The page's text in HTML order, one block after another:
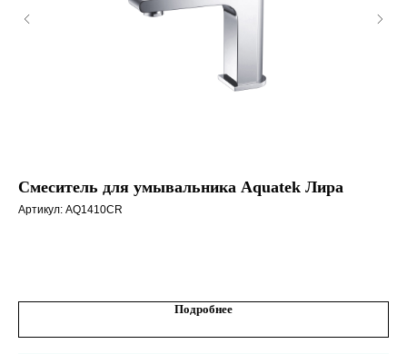
Смеситель для умывальника Aquatek Лира
Артикул: AQ1410CR
Подробнее